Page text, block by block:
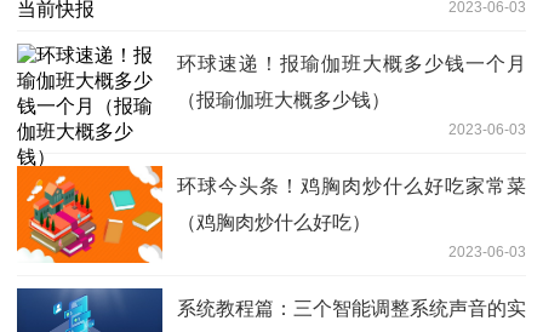
2023-06-03
环球速递！报瑜伽班大概多少钱一个月
（报瑜伽班大概多少钱）
2023-06-03
环球今头条！鸡胸肉炒什么好吃家常菜
（鸡胸肉炒什么好吃）
2023-06-03
系统教程篇：三个智能调整系统声音的实